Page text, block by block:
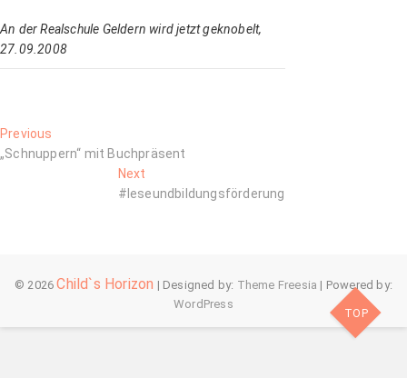
An der Realschule Geldern wird jetzt geknobelt,
27.09.2008
Beitragsnavigation
Previous
post:
„Schnuppern“ mit Buchpräsent
Next
post:
#leseundbildungsförderung
© 2026Child`s Horizon | Designed by: Theme Freesia | Powered by:
WordPress
TOP